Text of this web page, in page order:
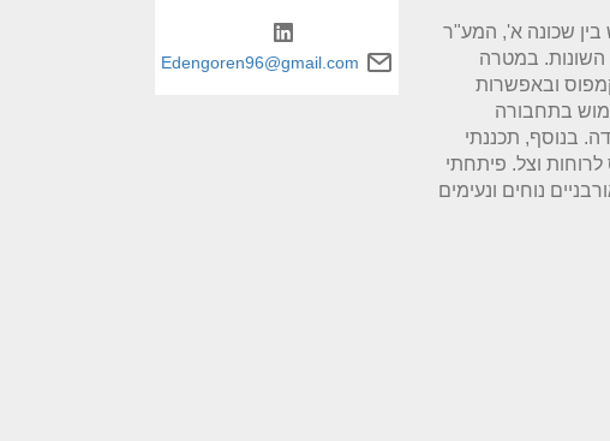
שכונה א', המע"ר
השונות. במטרה
ובאפשרות
בתחבורה
בנוסף, תכננתי
וצל. פיתחתי
נוחים ונעימים
Edengoren96@gmail.com